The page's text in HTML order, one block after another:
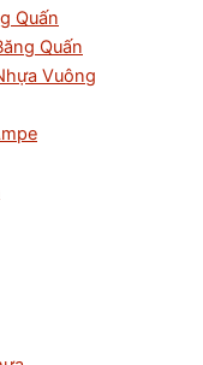
Quấn
Quấn
Vuông